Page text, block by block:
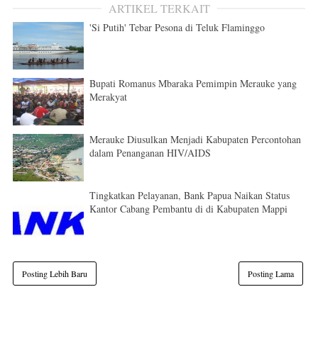
ARTIKEL TERKAIT
'Si Putih' Tebar Pesona di Teluk Flaminggo
Bupati Romanus Mbaraka Pemimpin Merauke yang
Merakyat
Merauke Diusulkan Menjadi Kabupaten Percontohan
dalam Penanganan HIV/AIDS
Tingkatkan Pelayanan, Bank Papua Naikan Status
Kantor Cabang Pembantu di di Kabupaten Mappi
Posting Lebih Baru Posting Lama